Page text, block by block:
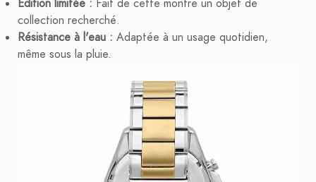
Édition limitée : Fait de cette montre un objet de
collection recherché.
Résistance à l'eau : Adaptée à un usage quotidien,
même sous la pluie.